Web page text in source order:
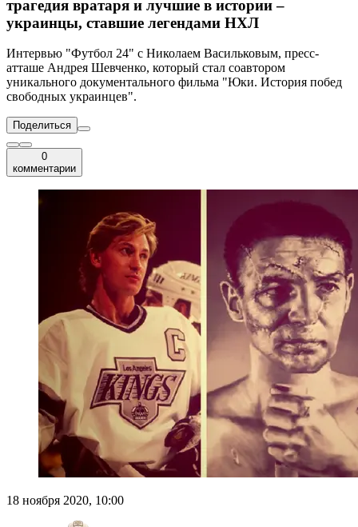
трагедия вратаря и лучшие в истории –
украинцы, ставшие легендами НХЛ
Интервью "Футбол 24" с Николаем Васильковым, пресс-
атташе Андрея Шевченко, который стал соавтором
уникального документального фильма "Юки. История побед
свободных украинцев".
Поделиться
0
комментарии
18 ноября 2020, 10:00